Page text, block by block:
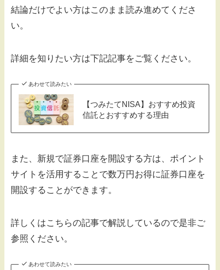
結論だけでよい方はこのまま読み進めてくださ
い。
詳細を知りたい方は下記記事をご覧ください。
あわせて読みたい
【つみたてNISA】おすすめ投資
信託とおすすめする理由
また、新規で証券口座を開設する方は、ポイント
サイトを活用することで数万円お得に証券口座を
開設することができます。
詳しくはこちらの記事で解説しているので是非ご
参照ください。
あわせて読みたい